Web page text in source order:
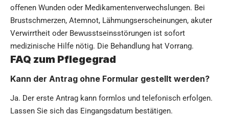
offenen Wunden oder Medikamentenverwechslungen. Bei
Brustschmerzen, Atemnot, Lähmungserscheinungen, akuter
Verwirrtheit oder Bewusstseinsstörungen ist sofort
medizinische Hilfe nötig. Die Behandlung hat Vorrang.
FAQ zum Pflegegrad
Kann der Antrag ohne Formular gestellt werden?
Ja. Der erste Antrag kann formlos und telefonisch erfolgen.
Lassen Sie sich das Eingangsdatum bestätigen.